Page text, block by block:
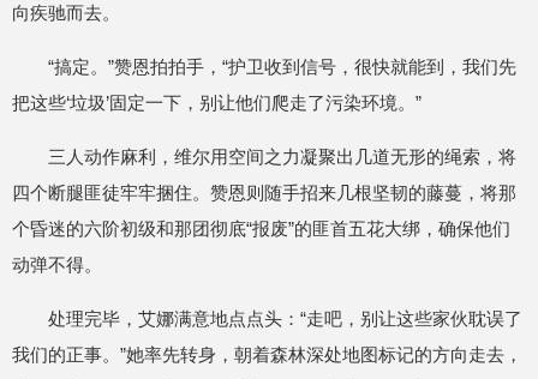
向疾驰而去。
“搞定。”赞恩拍拍手，“护卫收到信号，很快就能到，我们先
把这些‘垃圾’固定一下，别让他们爬走了污染环境。”
三人动作麻利，维尔用空间之力凝聚出几道无形的绳索，将
四个断腿匪徒牢牢捆住。赞恩则随手招来几根坚韧的藤蔓，将那
个昏迷的六阶初级和那团彻底“报废”的匪首五花大绑，确保他们
动弹不得。
处理完毕，艾娜满意地点点头：“走吧，别让这些家伙耽误了
我们的正事。”她率先转身，朝着森林深处地图标记的方向走去，